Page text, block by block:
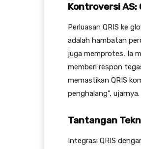
Kontroversi AS:
Perluasan QRIS ke
adalah hambatan
juga memprotes, Ia
memberi respon
memastikan QRIS
penghalang”, ujarnya.
Tantangan
Integrasi QRIS